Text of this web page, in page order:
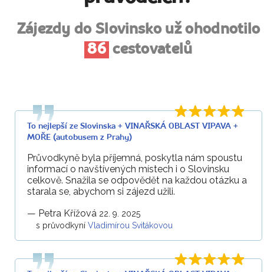
Zájezdy do Slovinsko už ohodnotilo
86 cestovatelů
To nejlepší ze Slovinska + VINAŘSKÁ OBLAST VIPAVA +
MOŘE (autobusem z Prahy)
Průvodkyně byla příjemná, poskytla nám spoustu
informací o navštívených místech i o Slovinsku
celkově. Snažila se odpovědět na každou otázku a
starala se, abychom si zájezd užili.
— Petra Křížová 22. 9. 2025
s průvodkyní Vladimírou Svitákovou